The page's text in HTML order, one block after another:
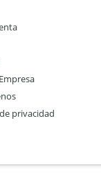
privacidad